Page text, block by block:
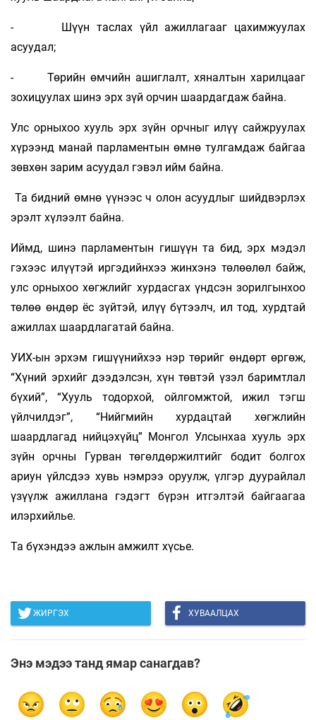
- Шүүн таслах үйл ажиллагааг цахимжуулах
асуудал;
- Төрийн өмчийн ашиглалт, хяналтын харилцааг
зохицуулах шинэ эрх зүй орчин шаардагдаж байна.
Улс орныхоо хууль эрх зүйн орчныг илүү сайжруулах
хүрээнд манай парламентын өмнө тулгамдаж байгаа
зөвхөн зарим асуудал гэвэл ийм байна.
Та бидний өмнө үүнээс ч олон асуудлыг шийдвэрлэх
эрэлт хүлээлт байна.
Иймд, шинэ парламентын гишүүн та бид, эрх мэдэл
гэхээс илүүтэй иргэдийнхээ жинхэнэ төлөөлөл байж,
улс орныхоо хөгжлийг хурдасгах үндсэн зорилгынхоо
төлөө өндөр ёс зүйтэй, илүү бүтээлч, ил тод, хурдтай
ажиллах шаардлагатай байна.
УИХ-ын эрхэм гишүүнийхээ нэр төрийг өндөрт өргөж,
“Хүний эрхийг дээдэлсэн, хүн төвтэй үзэл баримтлал
бүхий”, “Хууль тодорхой, ойлгомжтой, ижил тэгш
үйлчилдэг”, “Нийгмийн хурдацтай хөгжлийн
шаардлагад нийцэхүйц” Монгол Улсынхаа хууль эрх
зүйн орчны Гурван төгөлдөржилтийг бодит болгох
ариун үйлсдээ хувь нэмрээ оруулж, үлгэр дуурайлал
үзүүлж ажиллана гэдэгт бүрэн итгэлтэй байгаагаа
илэрхийлье.
Та бүхэндээ ажлын амжилт хүсье.
ЖИРГЭХ ХУВААЛЦАХ
Энэ мэдээ танд ямар санагдав?